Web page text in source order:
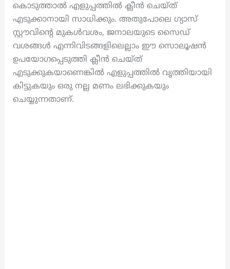
കൊടുത്താൽ എളുപ്പത്തിൽ ക്ലീൻ ചെയ്ത്
എടുക്കാനായി സാധിക്കും. അതുപോലെ ഗ്യാസ്
സ്റ്റൗവിന്റെ മുകൾവശം, ജനാലയുടെ സൈഡ്
വശങ്ങൾ എന്നിവിടങ്ങളിലെല്ലാം ഈ സൊലൂഷൻ
ഉപയോഗപ്പെടുത്തി ക്ലീൻ ചെയ്ത്
എടുക്കുകയാണെങ്കിൽ എളുപ്പത്തിൽ വൃത്തിയായി
കിട്ടുകയും ഒരു നല്ല മണം ലഭിക്കുകയും
ചെയ്യുന്നതാണ്.